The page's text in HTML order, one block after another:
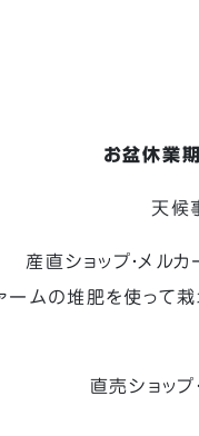
お盆休
天候事
産直ショップ・メル
ームの堆肥を使って
直売ショップ